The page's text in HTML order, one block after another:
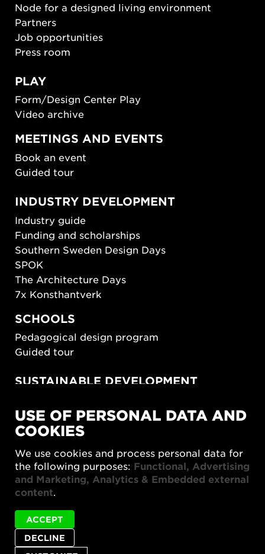
Status
message
Abar Dorte Mandrup + eftermingel is not
available in English.
Node for a designed living environment
Partners
Job opportunities
Press room
PLAY
Form/Design Center Play
Video archive
MEETINGS AND EVENTS
Book an event
Guided tour
INDUSTRY DEVELOPMENT
Industry guide
Funding and scholarships
Southern Sweden Design Days
SPOK
The Architecture Days
7x Konsthantverk
SCHOOLS
Pedagogical design program
Guided tour
SUSTAINABLE DEVELOPMENT
SUSTAINORDIC
Share Future Living
What Matter_s
Privacy policy
Cookie settings
USE OF PERSONAL DATA AND
COOKIES
We use cookies and process personal data for
the following purposes: Functional, Advertising
and Marketing, Analytics & Embedded external
content.
DECLINE
ACCEPT